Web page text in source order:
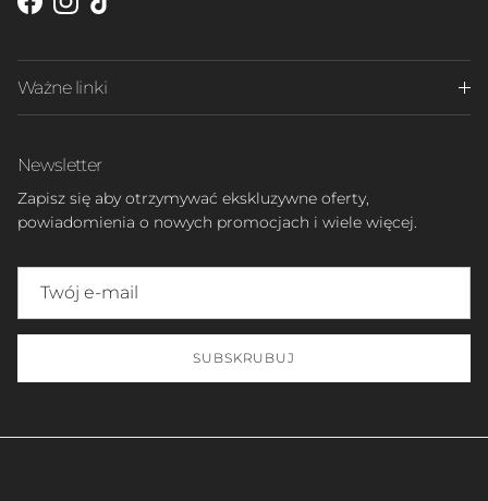
Facebook
Instagram
TikTok
Ważne linki
Newsletter
Zapisz się aby otrzymywać ekskluzywne oferty,
powiadomienia o nowych promocjach i wiele więcej.
SUBSKRUBUJ